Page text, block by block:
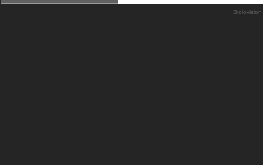
Biolovision